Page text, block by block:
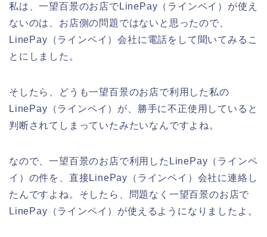
私は、一望百景のお店でLinePay（ラインペイ）が使え
ないのは、お店側の問題ではないと思ったので、
LinePay（ラインペイ）会社に電話をして聞いてみるこ
とにしました。
そしたら、どうも一望百景のお店で利用した私の
LinePay（ラインペイ）が、勝手に不正使用していると
判断されてしまっていたみたいなんですよね。
なので、一望百景のお店で利用したLinePay（ラインペ
イ）の件を、直接LinePay（ラインペイ）会社に連絡し
たんですよね。そしたら、問題なく一望百景のお店で
LinePay（ラインペイ）が使えるようになりましたよ。